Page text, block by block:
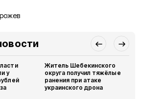
у
Житель Шебекинского
округа получил тяжёлые
ранения при атаке
украинского дрона